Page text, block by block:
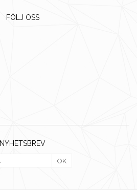
FÖLJ OSS
NYHETSBREV
OK